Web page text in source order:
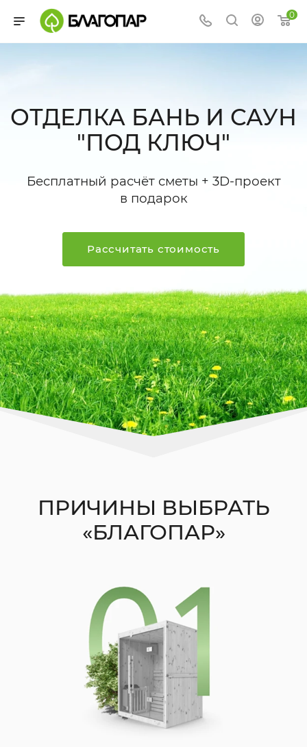
0
ОТДЕЛКА БАНЬ И САУН
"ПОД КЛЮЧ"
Бесплатный расчёт сметы + 3D-проект
в подарок
Рассчитать стоимость
ПРИЧИНЫ ВЫБРАТЬ
«БЛАГОПАР»